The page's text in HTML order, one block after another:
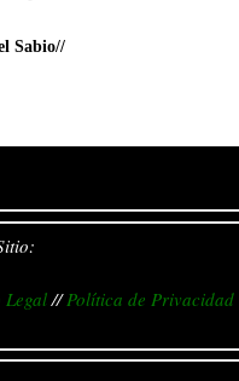
Sabio//
Legal//Política de Privacidad